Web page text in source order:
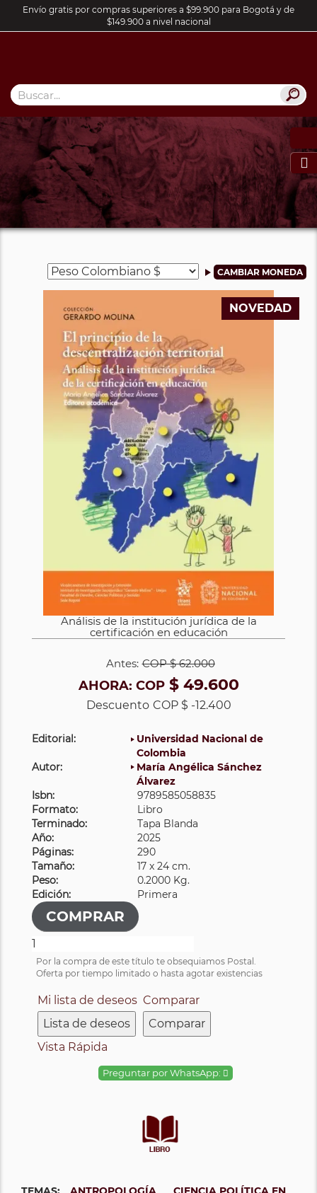
Envío gratis por compras superiores a $99.900 para Bogotá y de
$149.900 a nivel nacional

NOVEDAD
Análisis de la institución jurídica de la
certificación en educación
Antes: COP$ 62.000
AHORA: COP$ 49.600
Descuento COP $ -12.400
Editorial:
Universidad Nacional de
Colombia
Autor:
María Angélica Sánchez
Álvarez
Isbn:
9789585058835
Formato:
Libro
Terminado:
Tapa Blanda
Año:
2025
Páginas:
290
Tamaño:
17 x 24 cm.
Peso:
0.2000 Kg.
Edición:
Primera
Por la compra de este título te obsequiamos Postal.
Oferta por tiempo limitado o hasta agotar existencias
Mi lista de deseos
Lista de deseos
Comparar
Comparar
Vista Rápida
Preguntar por WhatsApp: